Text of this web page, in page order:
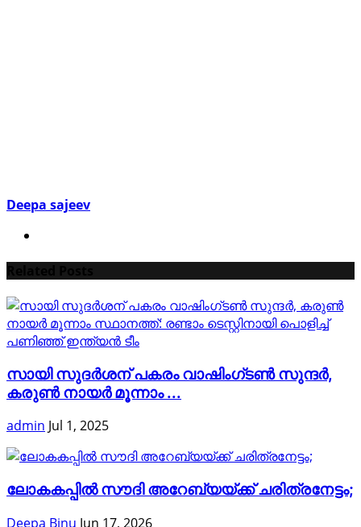
Deepa sajeev
സായി സുദർശന് പകരം വാഷിംഗ്‌ടൺ സുന്ദർ,
കരുൺ നായർ മൂന്നാം ...
admin Jul 1, 2025
ലോകകപ്പിൽ സൗദി അറേബ്യയ്ക്ക് ചരിത്രനേട്ടം;
Deepa Binu Jun 17, 2026